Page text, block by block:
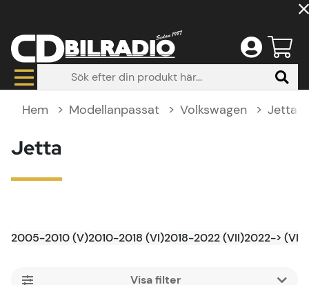
Hem Modellanpassat Volkswagen Jetta
Jetta
2005-2010 (V)2010-2018 (VI)2018-2022 (VII)2022->
Filtrera